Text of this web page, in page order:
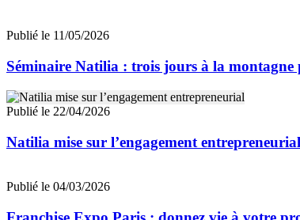
Publié le 11/05/2026
Séminaire Natilia : trois jours à la montagne
Publié le 22/04/2026
Natilia mise sur l’engagement entrepreneurial
Publié le 04/03/2026